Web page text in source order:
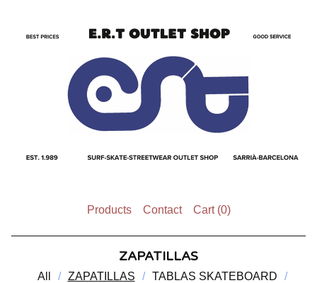
Products Contact Cart (0)
ZAPATILLAS
All ZAPATILLAS
TABLAS SKATEBOARD